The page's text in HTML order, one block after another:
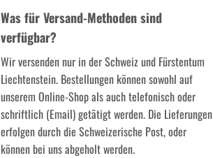
Was für Versand-Methoden sind
verfügbar?
Wir versenden nur in der Schweiz und Fürstentum
Liechtenstein. Bestellungen können sowohl auf
unserem Online-Shop als auch telefonisch oder
schriftlich (Email) getätigt werden. Die Lieferungen
erfolgen durch die Schweizerische Post, oder
können bei uns abgeholt werden.